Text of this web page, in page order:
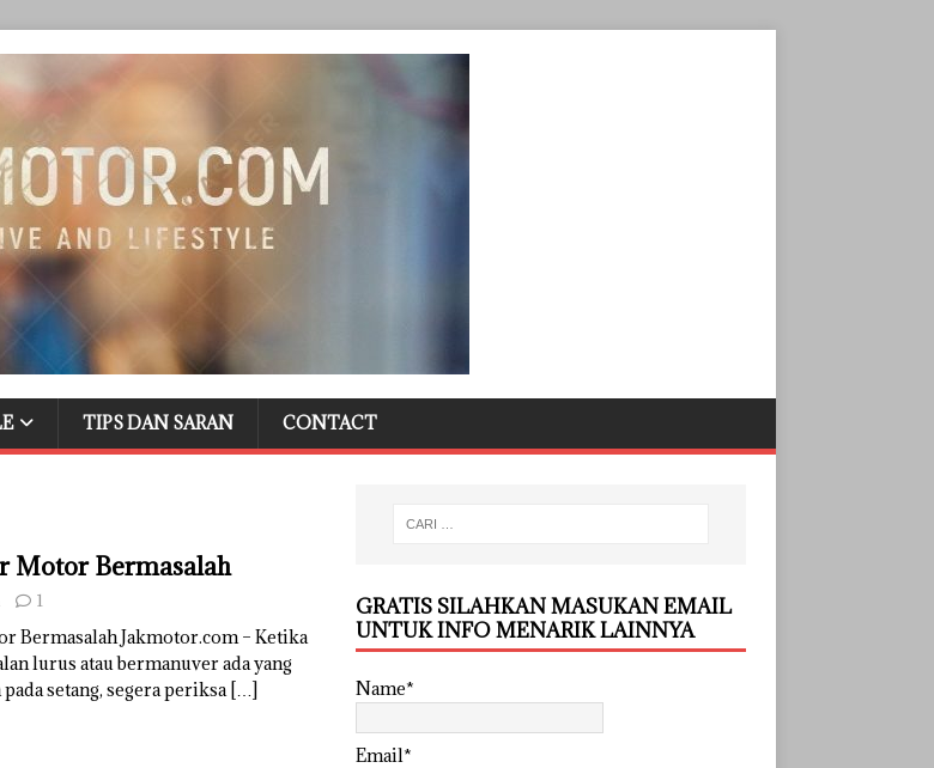
TIPS DAN SARAN CONTACT
Motor Bermasalah
1
Bermasalah Jakmotor.com – Ketika
lurus atau bermanuver ada yang
setang, segera periksa […]
GRATIS SILAHKAN MASUKAN EMAIL
UNTUK INFO MENARIK LAINNYA
Name*
Email*